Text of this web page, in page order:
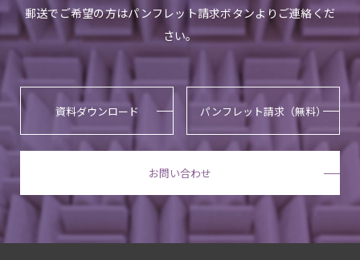
郵送でご希望の方はパンフレット請求ボタンよりご連絡くだ
さい。
資料ダウンロード パンフレット請求（無料）
お問い合わせ